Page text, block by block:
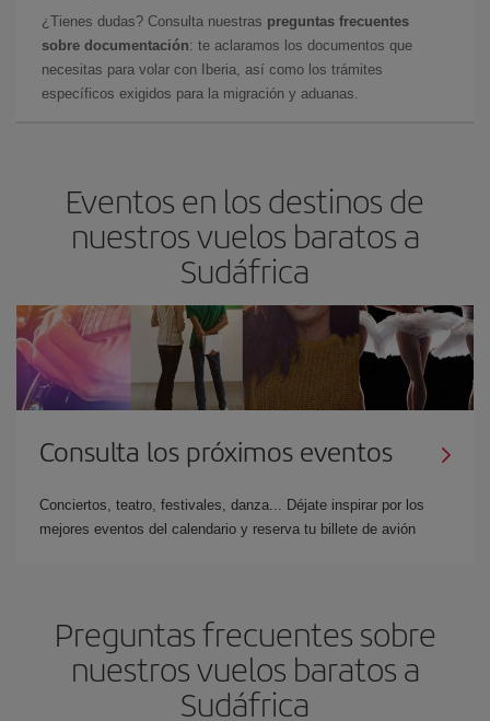
¿Tienes dudas? Consulta nuestras preguntas frecuentes
sobre documentación: te aclaramos los documentos que
necesitas para volar con Iberia, así como los trámites
específicos exigidos para la migración y aduanas.
Eventos en los destinos de
nuestros vuelos baratos a
Sudáfrica
Consulta los próximos eventos
Conciertos, teatro, festivales, danza... Déjate inspirar por los
mejores eventos del calendario y reserva tu billete de avión
Preguntas frecuentes sobre
nuestros vuelos baratos a
Sudáfrica